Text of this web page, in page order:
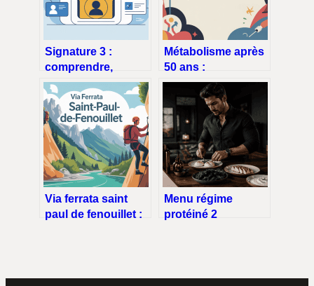
Signature 3 :
comprendre,
paramétrer et
sécuriser vos
signatures
électroniques
Métabolisme après
50 ans :
comprendre,
relancer et
stabiliser son poids
Via ferrata saint
paul de fenouillet :
Menu régime
protéiné 2
fonte musculaire